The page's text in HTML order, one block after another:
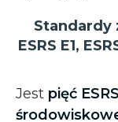
Standardy
ESRS E1,
Jest pięć ESRS